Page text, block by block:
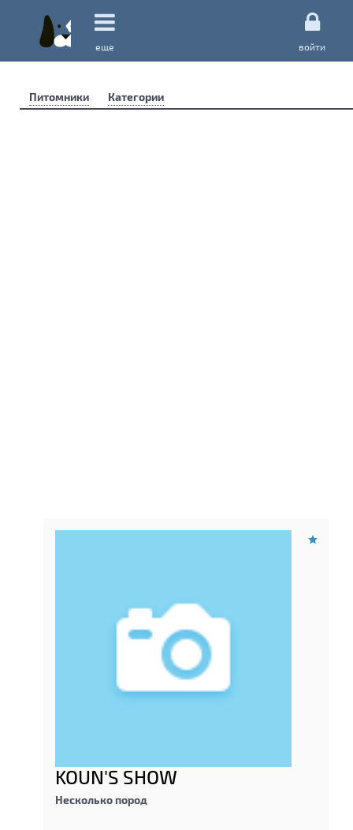
еще войти
Питомники Категории
KOUN'S SHOW
Несколько пород